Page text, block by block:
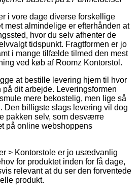
i vore dage diverse forskellige
mest almindelige er efterhånden at
hvor du selv afhenter de
tidspunkt. Fragtformen er jo
i mange tilfælde tilmed den mest
ved køb af Roomz Kontorstol.
at bestille levering hjem til hvor
dit arbejde. Leveringsformen
mere bekostelig, men lige så
billigste slags levering vil dog
pakken selv, som desværre
på online webshoppens
> Kontorstole er jo usædvanlig
for produktet inden for få dage,
relevant at du ser den forventede
produkt.